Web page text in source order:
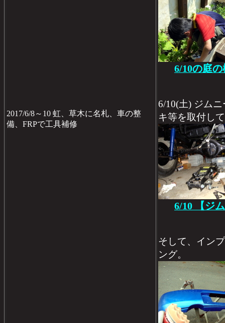
2017/6/8～10 虹、草木に名札、車の整
備、FRPで工具補修
6/10の庭
6/10(土) ジム
キ等を取付し
6/10 【ジ
そして、イン
ング。